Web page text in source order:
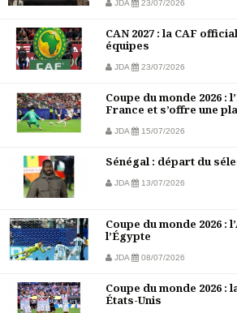
JDA 23/07/2026
CAN 2027 : la CAF
équipes
JDA 23/07/2026
Coupe du monde 2026 :
France et s’offre une
JDA 15/07/2026
Sénégal : départ du
JDA 13/07/2026
Coupe du monde 2026 :
l’Égypte
JDA 08/07/2026
Coupe du monde 2026 :
États-Unis